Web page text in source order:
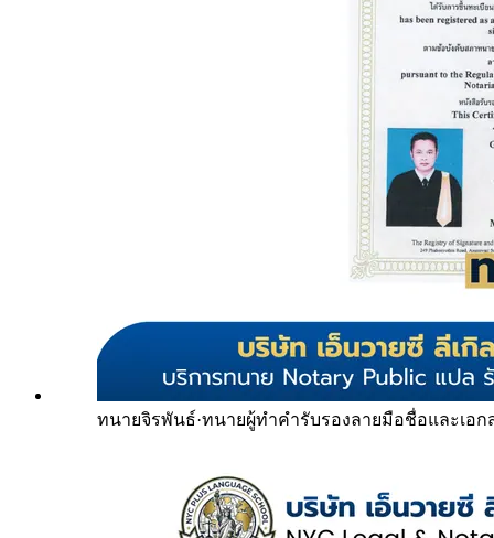
ทนายจิรพันธ์·ทนายผู้ทำคำรับรองลายมือชื่อและเอก